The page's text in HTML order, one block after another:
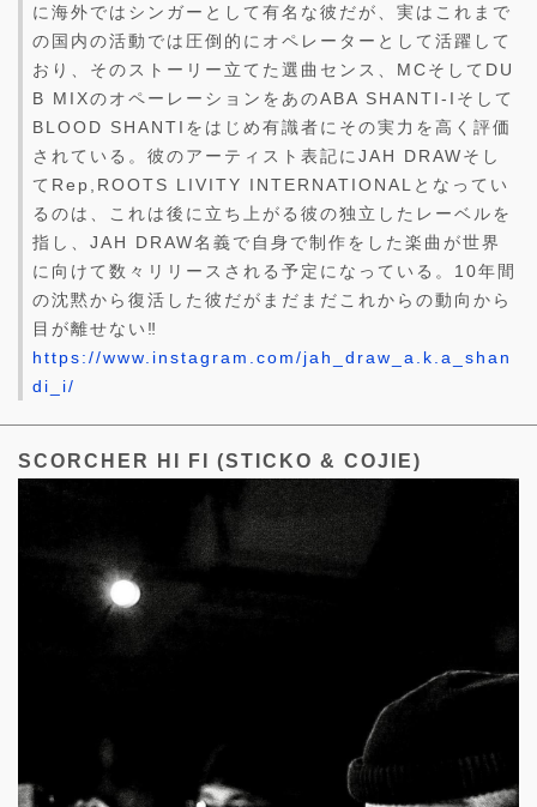
に海外ではシンガーとして有名な彼だが、実はこれまで
の国内の活動では圧倒的にオペレーターとして活躍して
おり、そのストーリー立てた選曲センス、MCそしてDU
B MIXのオペーレーションをあのABA SHANTI-Iそして
BLOOD SHANTIをはじめ有識者にその実力を高く評価
されている。彼のアーティスト表記にJAH DRAWそし
てRep,ROOTS LIVITY INTERNATIONALとなってい
るのは、これは後に立ち上がる彼の独立したレーベルを
指し、JAH DRAW名義で自身で制作をした楽曲が世界
に向けて数々リリースされる予定になっている。10年間
の沈黙から復活した彼だがまだまだこれからの動向から
目が離せない‼︎
https://www.instagram.com/jah_draw_a.k.a_shan
di_i/
SCORCHER HI FI (STICKO & COJIE)